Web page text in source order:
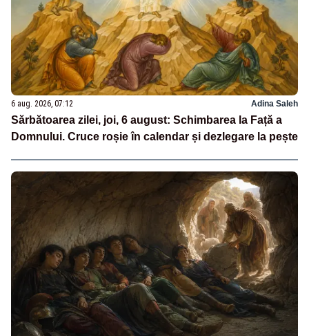
6 aug. 2026, 07:12 Adina Saleh
Sărbătoarea zilei, joi, 6 august: Schimbarea la Față a
Domnului. Cruce roșie în calendar și dezlegare la pește